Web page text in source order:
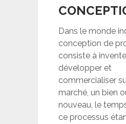
Dans le monde
conception de
consiste à
développer et
commercialiser
marché, un bien
nouveau, le
ce processus